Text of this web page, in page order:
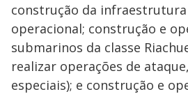
construção da
operacional; construção e
submarinos da classe
realizar operações de
especiais); e construção e